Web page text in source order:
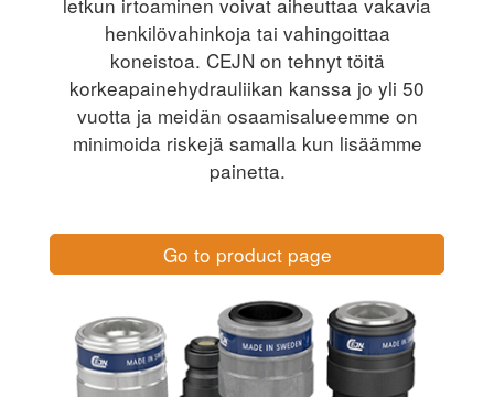
henkilövahinkoja tai vahingoittaa
koneistoa. CEJN on tehnyt töitä
korkeapainehydrauliikan kanssa jo yli 50
vuotta ja meidän osaamisalueemme on
minimoida riskejä samalla kun lisäämme
painetta.
Go to product page